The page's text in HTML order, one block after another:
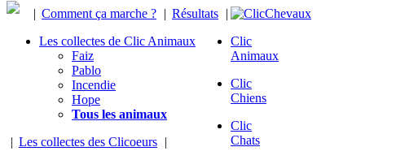
| Comment ça marche ? | Résultats |
Les collectes de Clic Animaux
Faiz
Pablo
Incendie
Hope
Tous les animaux
| Les collectes des Clicoeurs |
Clic
Animaux
Clic
Chiens
Clic
Chats